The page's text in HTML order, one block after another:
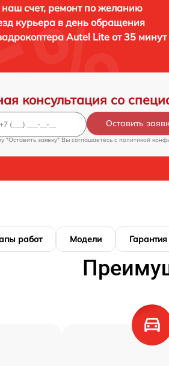
счет, ремонт по желанию
курьера в день обращения
Autel Lite от 35 минут
консультация со
Оставить
"Оставить заявку" Вы соглашаетесь c политикой
работ Модели Гарантия